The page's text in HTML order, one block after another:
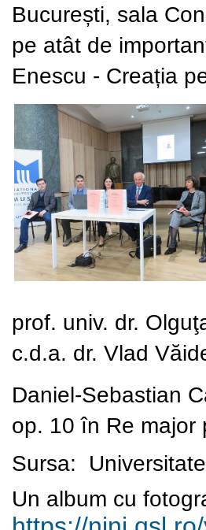
București, sala
pe atât de
Enescu - Creația
prof. univ. dr.
c.d.a. dr. Vlad
Daniel-Sebastian
op. 10 în Re major
Sursa:
Un album cu